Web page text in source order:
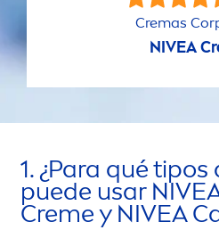
Cremas
NIVEA
1. ¿Para qué tipos
puede usar
Cremey NIVEA